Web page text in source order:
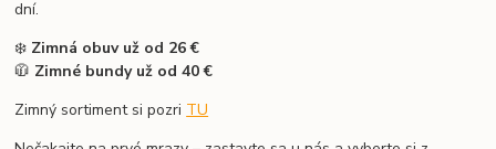
dní.
❄️ Zimná obuv už od 26 €
🧥 Zimné bundy už od 40 €
Zimný sortiment si pozri TU